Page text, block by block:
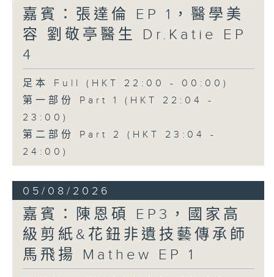
嘉賓：張達倫 EP 1，醫學美
容 劉敬亭醫生 Dr.Katie EP
4
足本 Full (HKT 22:00 - 00:00)
第一部份 Part 1 (HKT 22:04 -
23:00)
第二部份 Part 2 (HKT 23:04 -
24:00)
05/08/2026
嘉賓：陳恩碩 EP3，國家高
級剪紙&花鈕非遺技藝傳承師
馬飛揚 Mathew EP 1